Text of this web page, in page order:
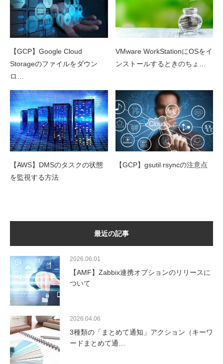
【GCP】Google Cloud
Storageのファイルをダウン
ロ…
VMware WorkStationにOSをイ
ンストールするときのちょ…
【AWS】DMSのタスクの状態
を監視する方法
【GCP】gsutil rsyncの注意点
最近の記事
2026.06.01
【AMF】Zabbix連携オプションのリリースに
ついて
2026.04.06
3種類の「まとめて通知」アクション（キーワ
ードまとめて通…